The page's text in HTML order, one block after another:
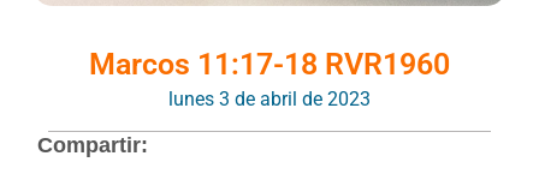
Marcos 11:17-18 RVR1960
lunes 3 de abril de 2023
Compartir: